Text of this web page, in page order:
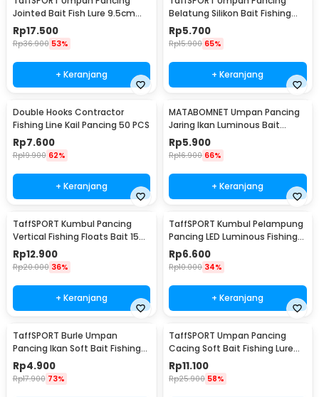
Jointed Bait Fish Lure 9.5cm
20g 1 PCS - VSJ06-4
Rp17.500
Rp36.900 53%
+ Keranjang
Belatung Silikon Bait Fishing
Lure 2cm 50 PCS - WD-160
Rp5.700
Rp15.900 65%
+ Keranjang
Double Hooks Contractor
Fishing Line Kail Pancing 50 PCS
Rp7.600
Rp19.900 62%
+ Keranjang
MATABOMNET Umpan Pancing
Jaring Ikan Luminous Bait
Fishing Lure 95 cm - 10118
Rp5.900
Rp16.900 66%
+ Keranjang
TaffSPORT Kumbul Pancing
Vertical Fishing Floats Bait 15
PCS - P0015
Rp12.900
Rp20.000 36%
+ Keranjang
TaffSPORT Kumbul Pelampung
Pancing LED Luminous Fishing
Float 2 PCS - NT-02
Rp6.600
Rp10.000 34%
+ Keranjang
TaffSPORT Burle Umpan
Pancing Ikan Soft Bait Fishing
Lure 7cm 10PCS - L72
Rp4.900
Rp17.900 73%
TaffSPORT Umpan Pancing
Cacing Soft Bait Fishing Lure
1.75g 7 PCS
Rp11.100
Rp25.900 58%